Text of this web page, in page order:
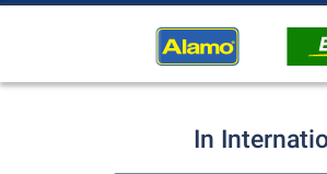
In